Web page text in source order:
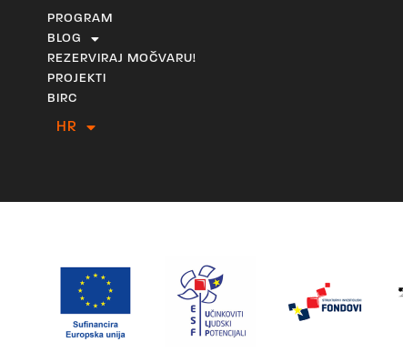
PROGRAM
BLOG
REZERVIRAJ MOČVARU!
PROJEKTI
BIRC
HR
EN